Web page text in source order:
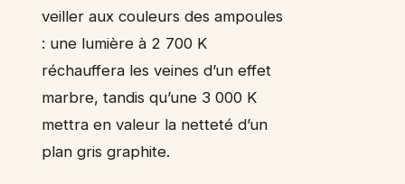
veiller aux couleurs des ampoules
: une lumière à 2 700 K
réchauffera les veines d’un effet
marbre, tandis qu’une 3 000 K
mettra en valeur la netteté d’un
plan gris graphite.